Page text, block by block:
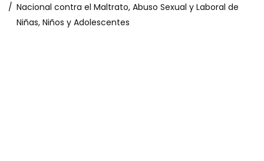
Nacional contra el Maltrato, Abuso Sexual y Laboral de
Niñas, Niños y Adolescentes